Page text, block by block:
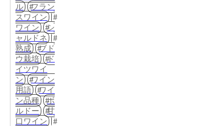
ル
フラン
スワイン
ワイン
シ
ャルドネ
熟成
ブド
ウ栽培
ド
イツワイ
ン
ワイン
用語
ワイ
ン品種
ボ
ルドー
甘
口ワイン